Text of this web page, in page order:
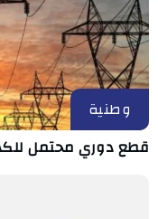
وطنية
قطع دوري محتمل